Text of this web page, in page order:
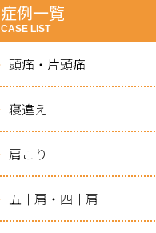
症例一覧
CASE LIST
頭痛・片頭痛
寝違え
肩こり
五十肩・四十肩